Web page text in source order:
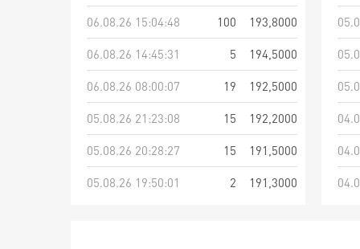
06.08.26 15:04:48
100
193,8000
06.08.26 14:45:31
5
194,5000
06.08.26 08:00:07
19
192,5000
05.08.26 21:23:08
15
192,2000
05.08.26 20:28:27
15
191,5000
05.08.26 19:50:01
2 191,3000